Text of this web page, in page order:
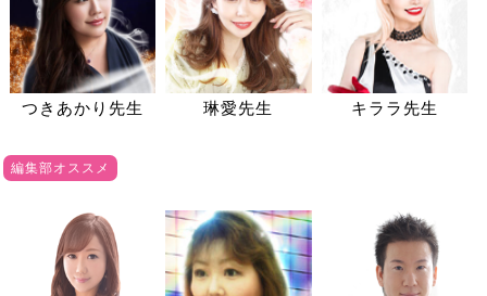
つきあかり先生 琳愛先生 キララ先生
編集部オススメ